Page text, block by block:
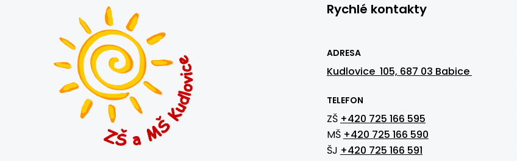
Rychlé kontakty
ADRESA
Kudlovice 105, 687 03 Babice
TELEFON
ZŠ +420 725 166 595
MŠ +420 725 166 590
ŠJ +420 725 166 591